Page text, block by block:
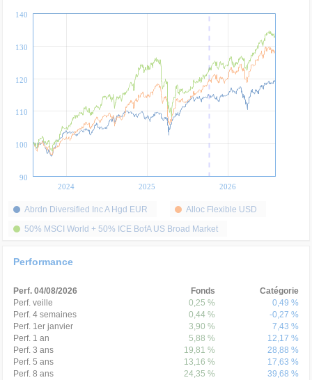
2024 2025 2026
90
100
110
120
130
140
Abrdn Diversified Inc A Hgd EUR
Alloc Flexible USD
50% MSCI World + 50% ICE BofA US Broad Market
Performance
Perf. 04/08/2026 Fonds
Catégorie
Perf. veille
0,25 %
0,49 %
Perf. 4 semaines
0,44 %
-0,27 %
Perf. 1er janvier
3,90 %
7,43 %
Perf. 1 an
5,88 %
12,17 %
Perf. 3 ans
19,81 %
28,88 %
Perf. 5 ans
13,16 %
17,63 %
Perf. 8 ans
24,35 %
39,68 %